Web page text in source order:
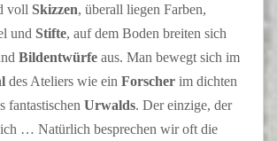
voll Skizzen, überall liegen Farben,
und Stifte, auf dem Boden breiten sich
Bildentwürfe aus. Man bewegt sich im
des Ateliers wie ein Forscher im dichten
fantastischen Urwalds. Der einzige, der
… Natürlich besprechen wir oft die